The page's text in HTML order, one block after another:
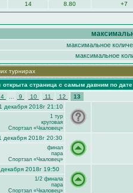
14 8.80 +7
максимальное
максимальное
турнирах
открыта страница с самым давним по
4 9 10 11 12 13
декабря 2018г 21:10
1 тур
круговая
Спортзал «Чкаловец»
декабря 2018г 20:30
финал
пара
Спортзал «Чкаловец»
2018г 19:50
1/2 финала
пара
Спортзал «Чкаловец»